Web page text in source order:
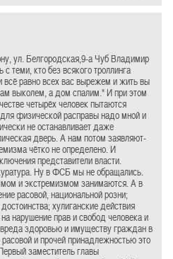
ул. Белгородская,9-а Чуб Владимир
теми, кто без всякого троллинга
всё равно всех вас вырежем и жить вы
выколем, а дом спалим." И при этом
четырёх человек пытаются
физической расправы надо мной и
не останавливает даже
дверь. А нам потом заявляют-
чётко не определено. И
представители власти.
Ну в ФСБ мы не обращались.
и экстремизмом занимаются. А в
расовой, национальной розни;
хулиганские действия
нарушение прав и свобод человека и
здоровью и имуществу граждан в
и прочей принадлежностью это
заместитель главы